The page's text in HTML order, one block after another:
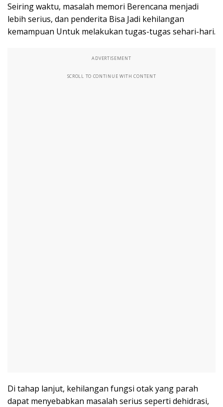
Seiring waktu, masalah memori Berencana menjadi
lebih serius, dan penderita Bisa Jadi kehilangan
kemampuan Untuk melakukan tugas-tugas sehari-hari.
ADVERTISEMENT
SCROLL TO CONTINUE WITH CONTENT
Di tahap lanjut, kehilangan fungsi otak yang parah
dapat menyebabkan masalah serius seperti dehidrasi,